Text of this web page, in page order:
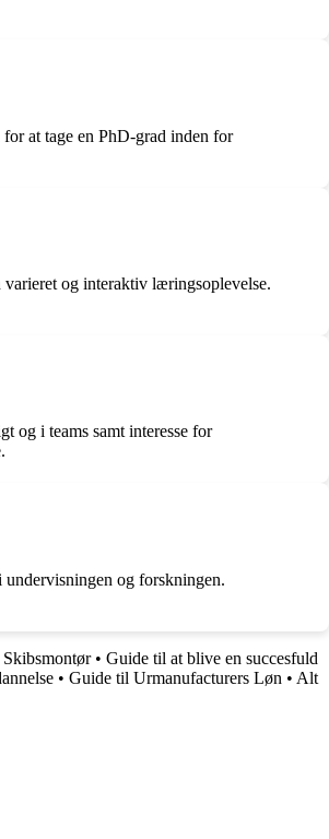
at tage en PhD-grad inden for
og interaktiv læringsoplevelse.
og i teams samt interesse for
og forskningen.
• Guide til at blive en succesfuld
• Guide til Urmanufacturers Løn • Alt